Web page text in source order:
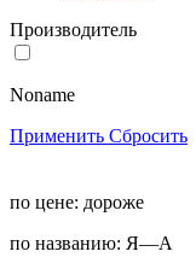
Производитель
Noname
Применить Сбросить
по цене: дороже
по названию: Я—А